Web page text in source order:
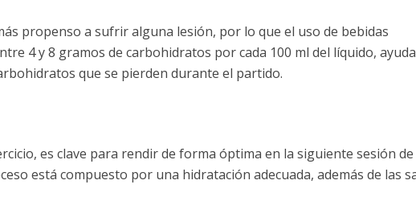
propenso a sufrir alguna lesión, por lo que el uso de bebidas
4 y 8 gramos de carbohidratos por cada 100 ml del líquido,
que se pierden durante el partido.
es clave para rendir de forma óptima en la siguiente sesión de
está compuesto por una hidratación adecuada, además de las